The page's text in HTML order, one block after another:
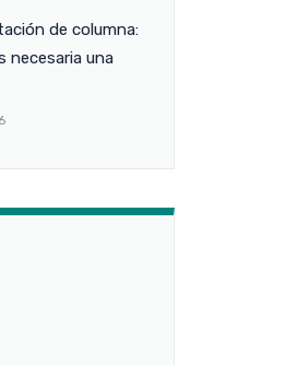
de columna:
necesaria una